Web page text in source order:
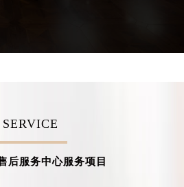
SERVICE
后服务中心服务项目